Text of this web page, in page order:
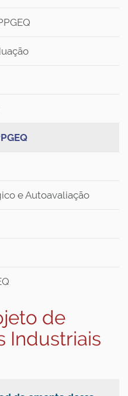
e Autoavaliação
de
Industriais